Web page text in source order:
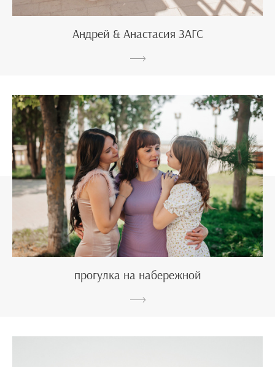
Андрей & Анастасия ЗАГС
прогулка на набережной